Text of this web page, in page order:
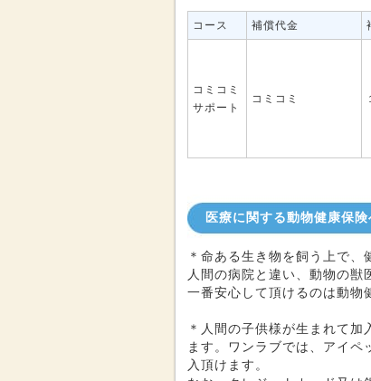
コース 補償代金
コミコミ
サポート
コミコミ
医療に関する動物健康保
＊命ある生き物を飼う上で、
人間の病院と違い、動物の獣
一番安心して頂けるのは動物
＊人間の子供様が生まれて
ます。ワンラブでは、アイペ
入頂けます。